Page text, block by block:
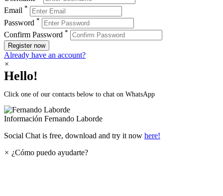
Email *
Password *
Confirm Password *
Register now
Already have an account?
×
Hello!
Click one of our contacts below to chat on WhatsApp
Información Fernando Laborde
Social Chat is free, download and try it now here!
× ¿Cómo puedo ayudarte?